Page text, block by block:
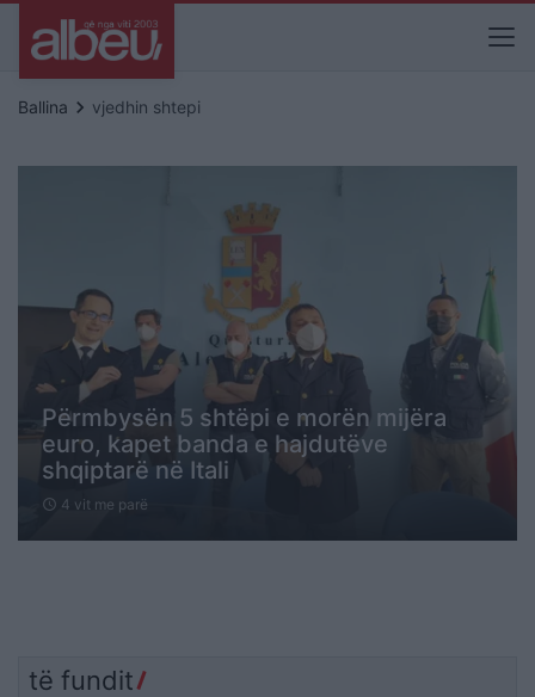
Ballina keyboard_arrow_right vjedhin shtepi
Përmbysën 5 shtëpi e morën mijëra
euro, kapet banda e hajdutëve
shqiptarë në Itali
schedule 4 vit me parë
të fundit